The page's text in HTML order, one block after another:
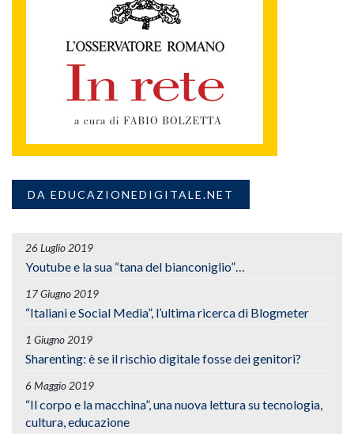
DA EDUCAZIONEDIGITALE.NET
26 Luglio 2019
Youtube e la sua “tana del bianconiglio”…
17 Giugno 2019
“Italiani e Social Media”, l’ultima ricerca di Blogmeter
1 Giugno 2019
Sharenting: è se il rischio digitale fosse dei genitori?
6 Maggio 2019
“Il corpo e la macchina”, una nuova lettura su tecnologia,
cultura, educazione